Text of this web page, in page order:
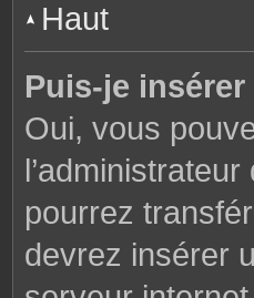
Haut
Puis-je
Oui, vous
pourrez
devrez insérer